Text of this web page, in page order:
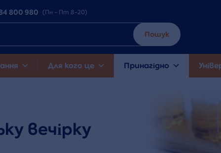
800 980 (Пн - Пт 8-20)
Пошук
Для кого це Принагідно
вечірку